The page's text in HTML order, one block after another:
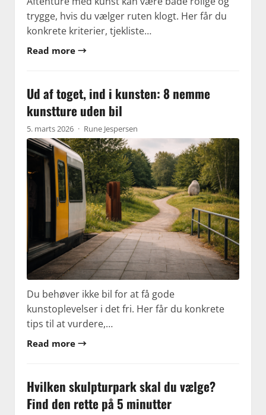
trygge, hvis du vælger ruten klogt. Her får du
konkrete kriterier, tjekliste…
Read more →
Ud af toget, ind i kunsten: 8 nemme
kunstture uden bil
5. marts 2026 · Rune Jespersen
Du behøver ikke bil for at få gode
kunstoplevelser i det fri. Her får du konkrete
tips til at vurdere,…
Read more →
Hvilken skulpturpark skal du vælge?
Find den rette på 5 minutter